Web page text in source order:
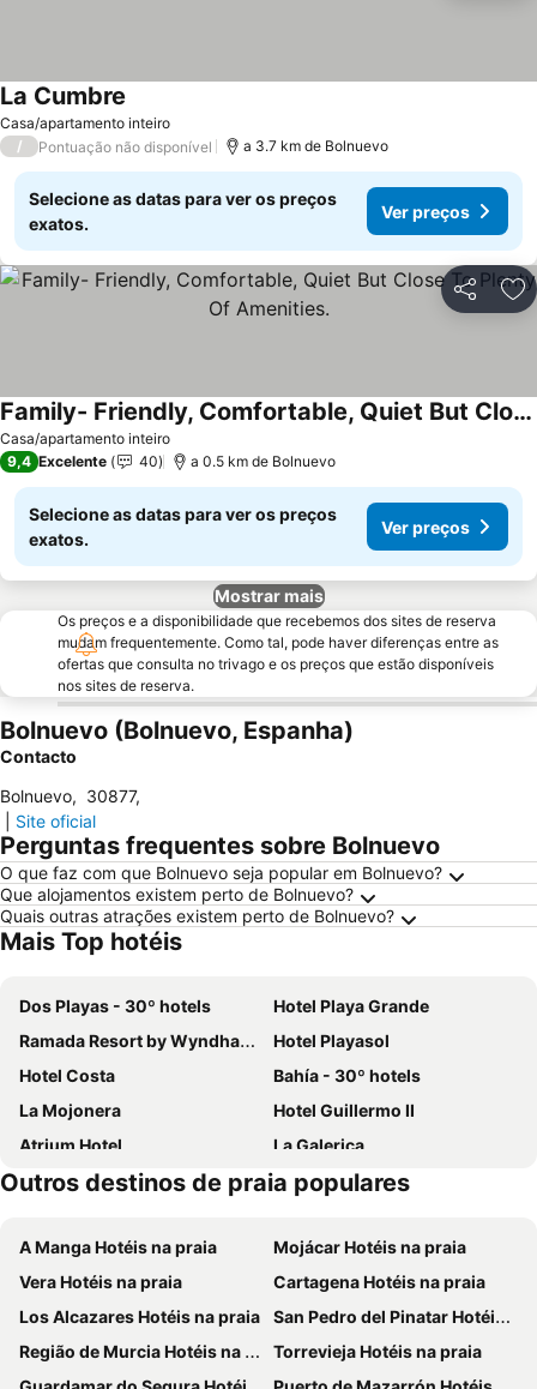
Casa/apartamento inteiro
La Cumbre
/ Pontuação não disponível a 3.7 km de Bolnuevo
Selecione as datas para ver os preços
exatos.
Ver preços
Partilhar
Casa/apartamento inteiro
Family- Friendly, Comfortable, Quiet But Close To Plenty Of Amenities.
9,4 Excelente 40 a 0.5 km de Bolnuevo
Selecione as datas para ver os preços
exatos.
Ver preços
Mostrar mais
Os preços e a disponibilidade que recebemos dos sites de reserva
mudam frequentemente. Como tal, pode haver diferenças entre as
ofertas que consulta no trivago e os preços que estão disponíveis
nos sites de reserva.
Bolnuevo (Bolnuevo, Espanha)
Contacto
Bolnuevo, 30877,
Site oficial
Perguntas frequentes sobre Bolnuevo
O que faz com que Bolnuevo seja popular em Bolnuevo?
Que alojamentos existem perto de Bolnuevo?
Quais outras atrações existem perto de Bolnuevo?
Mais Top hotéis
Dos Playas - 30º hotels
Hotel Playa Grande
Ramada Resort by Wyndham Puerto de Mazarron
Hotel Playasol
Hotel Costa
Bahía - 30º hotels
La Mojonera
Hotel Guillermo II
Atrium Hotel
La Galerica
Los Balcones The Balcones
Be Free Isla Plana
Outros destinos de praia populares
A Manga Hotéis na praia
Mojácar Hotéis na praia
Vera Hotéis na praia
Cartagena Hotéis na praia
Los Alcazares Hotéis na praia
San Pedro del Pinatar Hotéis na praia
Região de Murcia Hotéis na praia
Torrevieja Hotéis na praia